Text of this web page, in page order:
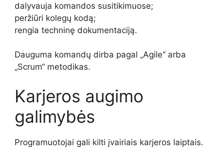
dalyvauja komandos susitikimuose;
peržiūri kolegų kodą;
rengia techninę dokumentaciją.
Dauguma komandų dirba pagal „Agile“ arba
„Scrum“ metodikas.
Karjeros augimo
galimybės
Programuotojai gali kilti įvairiais karjeros laiptais.